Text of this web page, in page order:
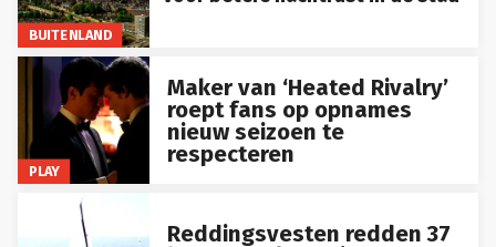
BUITENLAND
PLAY
Maker van ‘Heated Rivalry’
roept fans op opnames
nieuw seizoen te
respecteren
Reddingsvesten redden 37